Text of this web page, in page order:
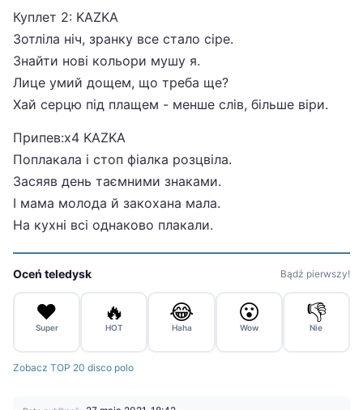
Куплет 2: KAZKA
Зотліла ніч, зранку все стало сіре.
Знайти нові кольори мушу я.
Лице умий дощем, що треба ще?
Хай серцю під плащем - менше слів, більше віри.
Припев:х4 KAZKA
Поплакала і стоп фіалка розцвіла.
Засяяв день таємними знаками.
І мама молода й закохана мала.
На кухні всі однаково плакали.
Oceń teledysk Bądź pierwszy!
❤️
Super
🔥
HOT
😂
Haha
😮
Wow
👎
Nie
Zobacz TOP 20 disco polo